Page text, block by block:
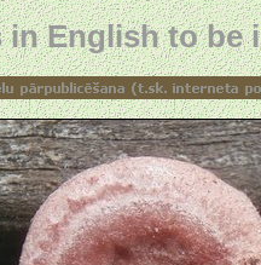
in English to be